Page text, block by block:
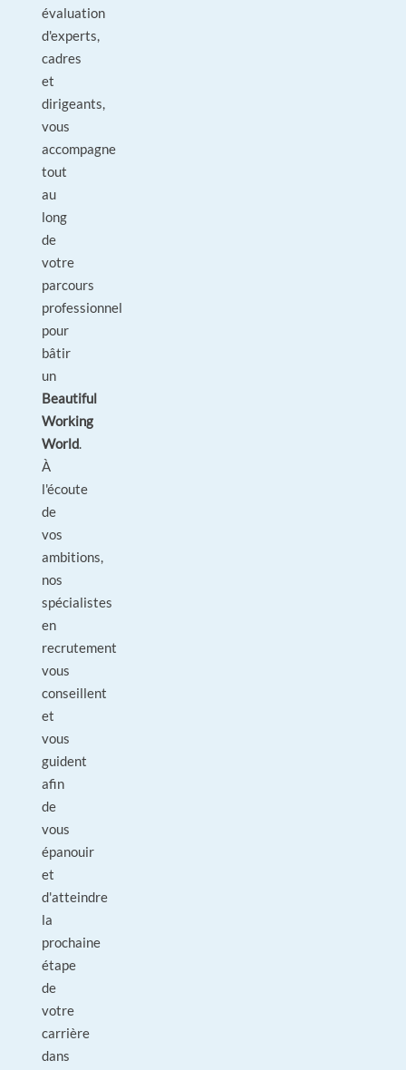
évaluation
d'experts,
cadres
et
dirigeants,
vous
accompagne
tout
au
long
de
votre
parcours
professionnel
pour
bâtir
un
Beautiful
Working
World.
À
l'écoute
de
vos
ambitions,
nos
spécialistes
en
recrutement
vous
conseillent
et
vous
guident
afin
de
vous
épanouir
et
d'atteindre
la
prochaine
étape
de
votre
carrière
dans